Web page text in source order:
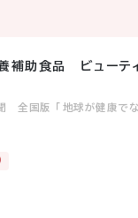
補助食品 ビューテ
全国版 「地球が健康で